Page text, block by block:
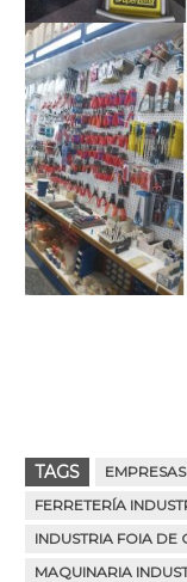
TAGS
FERRETERÍA
INDUSTRIA FOIA DE
MAQUINARIA